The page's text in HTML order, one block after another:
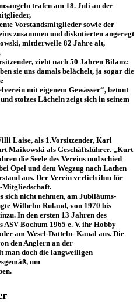
trafen am 18. Juli an der
Vorstandsmitglieder sowie der
zusammen und diskutierten angeregt
mittlerweile 82 Jahre alt,
zieht nach 50 Jahren Bilanz:
sie uns damals belächelt, ja sogar die
mit eigenem Gewässer“, betont
stolzes Lächeln zeigt sich in seinem
Laise, als 1.Vorsitzender, Karl
Maikowski als Geschäftsführer. „Kurt
die Seele des Vereins und schied
Opel und dem Wegzug nach Lathen
aus. Der Verein verlieh ihm für
Mitgliedschaft.
sich nicht nehmen, am Jubiläums-
Wilhelm Ruland, von 1970 bis
In den ersten 13 Jahren des
ASV Bochum 1965 e. V. ihr Hobby
am Wesel-Datteln- Kanal aus. Die
den Anglern an der
man doch die langweiligen
um